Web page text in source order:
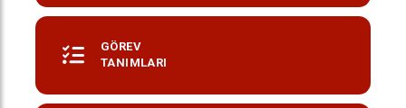
GÖREV
TANIMLARI